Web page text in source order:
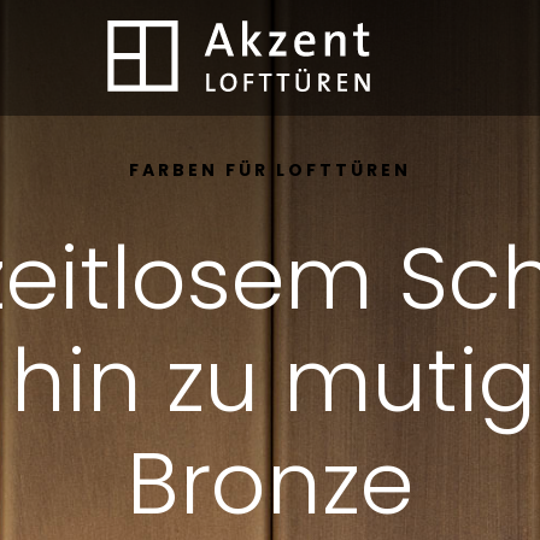
Terug naar de startpagina
FARBEN FÜR LOFTTÜREN
zu
Bronze